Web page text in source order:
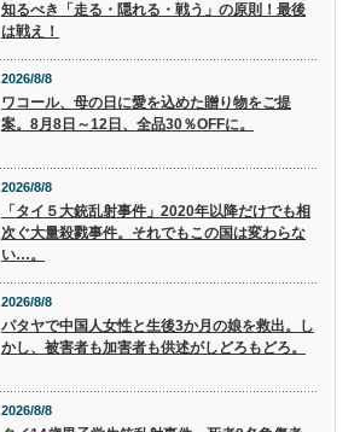
知るべき「走る・隠れる・戦う」の原則！最後
は戦え！
2026/8/8
ワコール、母の日に愛を込めた贈り物をご提
案。8月8日～12日、全品30％OFFに。
2026/8/8
「タイ５大銃乱射事件」2020年以降だけでも相
次ぐ大量殺戮事件。それでもこの国は変わらな
い…。
2026/8/8
パタヤで中国人女性と生後3か月の娘を救出。し
かし、被害者も加害者も供述がしどろもどろ。
2026/8/8